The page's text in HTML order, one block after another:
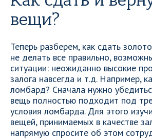
вещи?
Теперь разберем, как сдать
не делать все правильно,
ситуации: неожиданно высокие
залога навсегда и т.д. Например,
ломбард? Сначала нужно
вещь полностью подходит под
условия ломбарда. Для этого
вещей, принимаемых в качестве
напрямую спросите об этом